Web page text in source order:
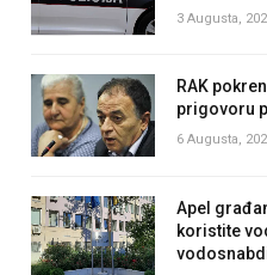
3 Augusta,
RAK
prigovoru
6 Augusta,
Apel
koristite